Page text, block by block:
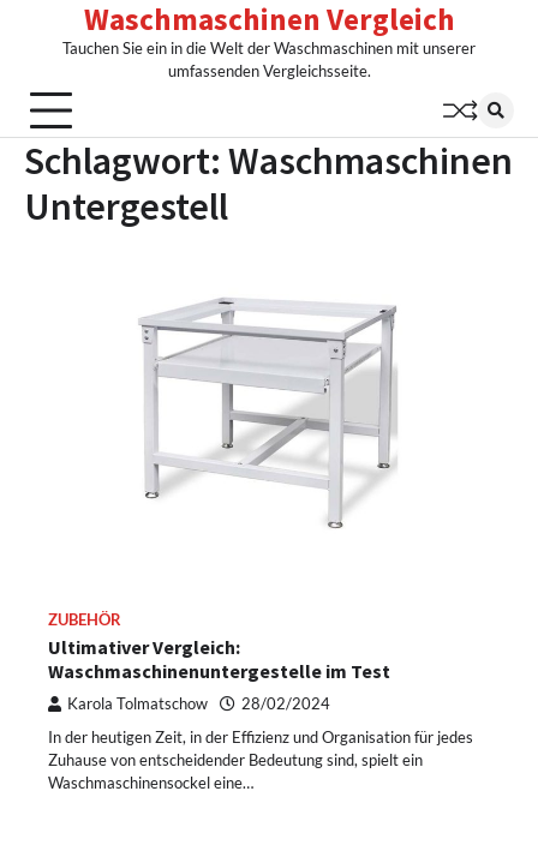
Waschmaschinen Vergleich
Tauchen Sie ein in die Welt der Waschmaschinen mit unserer
umfassenden Vergleichsseite.
Schlagwort: Waschmaschinen
Untergestell
ZUBEHÖR
Ultimativer Vergleich:
Waschmaschinenuntergestelle im Test
Karola Tolmatschow 28/02/2024
In der heutigen Zeit, in der Effizienz und Organisation für jedes
Zuhause von entscheidender Bedeutung sind, spielt ein
Waschmaschinensockel eine…